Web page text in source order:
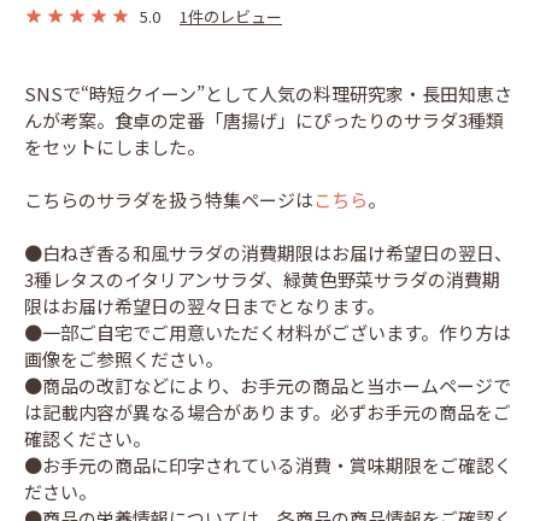
5.0
1件のレビュー
SNSで“時短クイーン”として人気の料理研究家・長田知恵さ
んが考案。食卓の定番「唐揚げ」にぴったりのサラダ3種類
をセットにしました。
こちらのサラダを扱う特集ページはこちら。
●白ねぎ香る和風サラダの消費期限はお届け希望日の翌日、
3種レタスのイタリアンサラダ、緑黄色野菜サラダの消費期
限はお届け希望日の翌々日までとなります。
●一部ご自宅でご用意いただく材料がございます。作り方は
画像をご参照ください。
●商品の改訂などにより、お手元の商品と当ホームページで
は記載内容が異なる場合があります。必ずお手元の商品をご
確認ください。
●お手元の商品に印字されている消費・賞味期限をご確認く
ださい。